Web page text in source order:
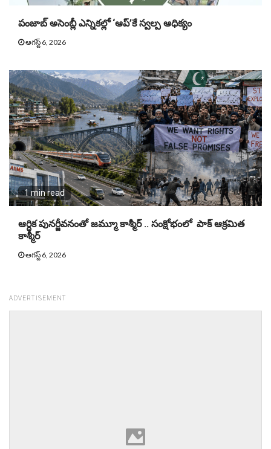
పంజాబ్ అసెంబ్లీ ఎన్నికల్లో ‘ఆప్’కే స్వల్ప ఆధిక్యం
ఆగస్ట్ 6, 2026
1 min read
ఆర్ధిక పునర్జీవనంతో జమ్మూ కాశ్మీర్ .. సంక్షోభంలో పాక్ ఆక్రమిత
కాశ్మీర్
ఆగస్ట్ 6, 2026
ADVERTISEMENT